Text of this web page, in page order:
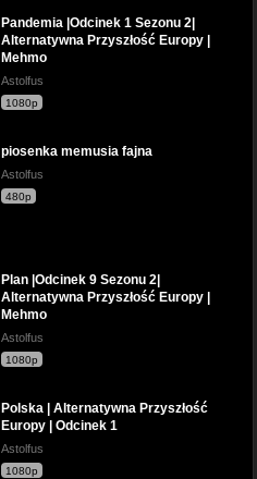
Pandemia |Odcinek 1 Sezonu 2|
Alternatywna Przyszłość Europy |
Mehmo
Astolfus
1080p
piosenka memusia fajna
Astolfus
480p
Plan |Odcinek 9 Sezonu 2|
Alternatywna Przyszłość Europy |
Mehmo
Astolfus
1080p
Polska | Alternatywna Przyszłość
Europy | Odcinek 1
Astolfus
1080p